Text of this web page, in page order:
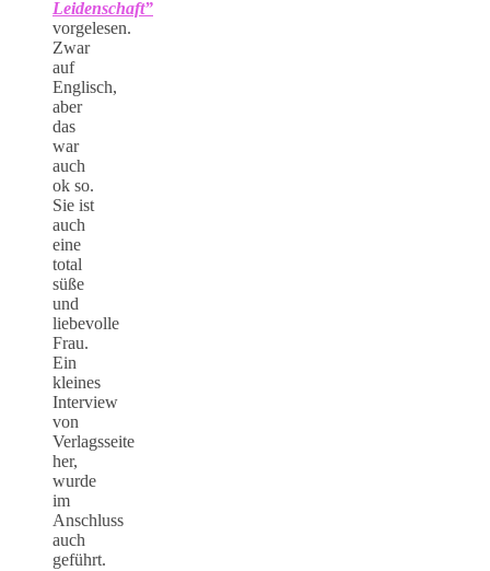
Leidenschaft”
vorgelesen.
Zwar
auf
Englisch,
aber
das
war
auch
ok so.
Sie ist
auch
eine
total
süße
und
liebevolle
Frau.
Ein
kleines
Interview
von
Verlagsseite
her,
wurde
im
Anschluss
auch
geführt.